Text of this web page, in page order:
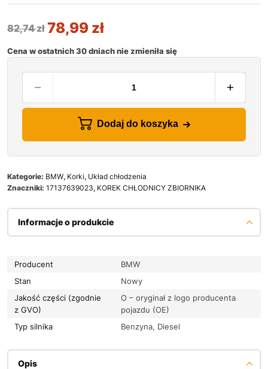
82,74zł 78,99 zł
Cena w ostatnich 30 dniach nie zmieniła się
Dodaj do koszyka
Kategorie: BMW, Korki, Układ chłodzenia
Znaczniki: 17137639023, KOREK CHŁODNICY ZBIORNIKA
Informacje o produkcie
Producent
BMW
Stan
Nowy
Jakość części (zgodnie
z GVO)
O – oryginał z logo producenta
pojazdu (OE)
Typ silnika
Benzyna, Diesel
Opis